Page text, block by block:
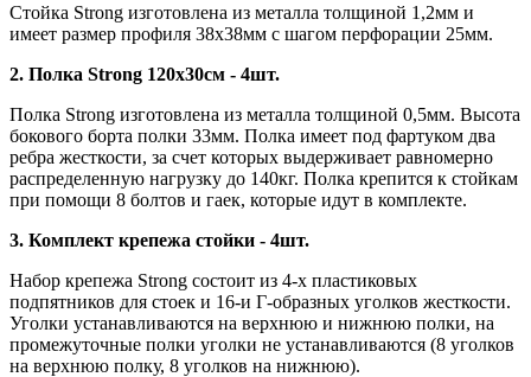
Стойка Strong изготовлена из металла толщиной 1,2мм и
имеет размер профиля 38х38мм с шагом перфорации 25мм.
2. Полка Strong 120х30см - 4шт.
Полка Strong изготовлена из металла толщиной 0,5мм. Высота
бокового борта полки 33мм. Полка имеет под фартуком два
ребра жесткости, за счет которых выдерживает равномерно
распределенную нагрузку до 140кг. Полка крепится к стойкам
при помощи 8 болтов и гаек, которые идут в комплекте.
3. Комплект крепежа стойки - 4шт.
Набор крепежа Strong состоит из 4-х пластиковых
подпятников для стоек и 16-и Г-образных уголков жесткости.
Уголки устанавливаются на верхнюю и нижнюю полки, на
промежуточные полки уголки не устанавливаются (8 уголков
на верхнюю полку, 8 уголков на нижнюю).